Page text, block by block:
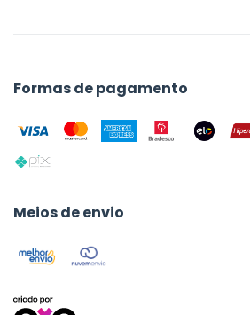
Formas de pagamento
Meios de envio